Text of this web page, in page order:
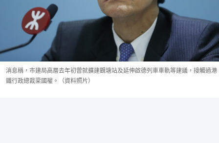
消息稱，市建局高層去年初曾就擴建觀塘站及延伸啟德列車車軌等建議，接觸過港
鐵行政總裁梁國權。（資料照片）